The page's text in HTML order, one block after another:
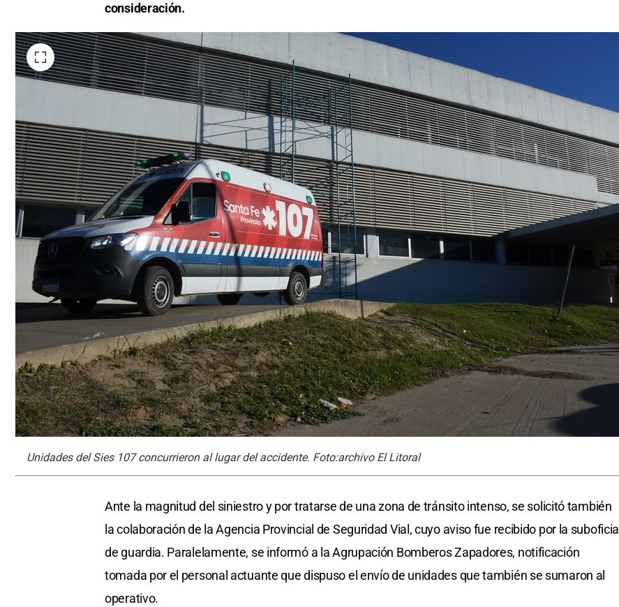
consideración.
Unidades del Sies 107 concurrieron al lugar del accidente. Foto:archivo El Litoral
Ante la magnitud del siniestro y por tratarse de una zona de tránsito intenso, se solicitó también
la colaboración de la Agencia Provincial de Seguridad Vial, cuyo aviso fue recibido por la suboficial
de guardia. Paralelamente, se informó a la Agrupación Bomberos Zapadores, notificación
tomada por el personal actuante que dispuso el envío de unidades que también se sumaron al
operativo.